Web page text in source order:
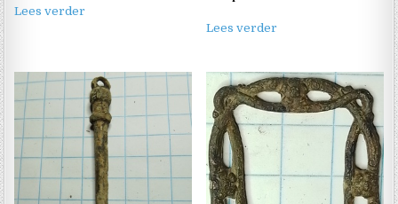
Lees verder
Lees verder